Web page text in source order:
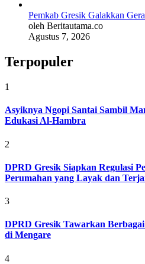
Pemkab Gresik Galakkan
oleh Beritautama.co
Agustus 7, 2026
Terpopuler
1
Asyiknya Ngopi Santai Sambil
Edukasi Al-Hambra
2
DPRD Gresik Siapkan Regulasi
Perumahan yang Layak dan
3
DPRD Gresik Tawarkan
di Mengare
4